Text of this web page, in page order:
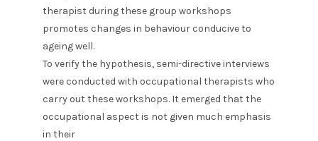
therapist during these group workshops
promotes changes in behaviour conducive to
ageing well.
To verify the hypothesis, semi-directive interviews
were conducted with occupational therapists who
carry out these workshops. It emerged that the
occupational aspect is not given much emphasis
in their